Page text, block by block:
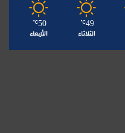
49
℃
الثلاثاء
50
℃
الأربعاء